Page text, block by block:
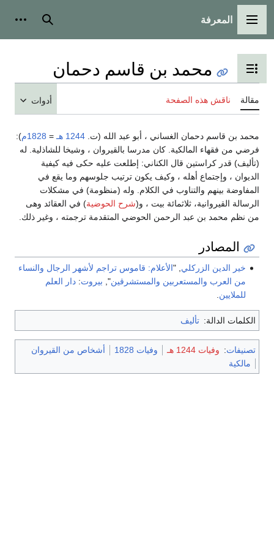
القائمة الرئيسية
المعرفة بحث
تبديل عرض جدول المحتويات
محمد بن قاسم دحمان
مقالة ناقش هذه الصفحة أدوات
محمد بن قاسم دحمان الغساني ، أبو عبد الله (ت. 1244 هـ = 1828م
):
فرضي من فقهاء المالكية. كان مدرسا بالقيروان ، وشيخا للشاذلية. له
(تأليف) قدر كراستين قال الكناني: إطلعت عليه حكى فيه كيفية
الديوان ، وإجتماع أهله ، وكيف يكون ترتيب جلوسهم وما يقع في
المفاوضة بينهم والتناوب في الكلام. وله (منظومة) في مشكلات
الرسالة القيروانية، ثلاثمائة بيت ، و(شرح الحوضية) في العقائد وهى
من نظم محمد بن عبد الرحمن الحوضي المتقدمة ترجمته ، وغير ذلك.
المصادر
خير الدين الزركلي , "الأعلام: قاموس تراجم لأشهر الرجال والنساء
من العرب والمستعربين والمستشرقين", بيروت:دار العلم
للملايين
الكلمات الدالة: تأليف
تصنيفات: وفيات 1244 هـ وفيات 1828
أشخاص من القيروان
مالكية